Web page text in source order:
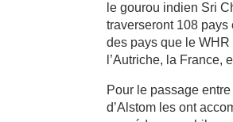
le gourou indien Sri
traverseront 108
des pays que le WHR
l’Autriche, la France,
Pour le passage
d’Alstom les ont